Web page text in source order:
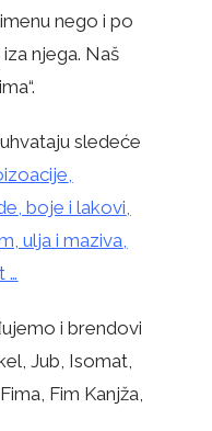
nego i po
njega. Naš
sledeće
,
,boje i lakovi,
ulja i maziva,
…
i brendovi
Jub, Isomat,
Fim Kanjža,